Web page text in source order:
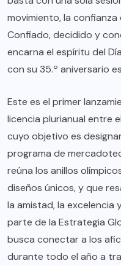
movimiento, la confianza
Confiado, decidido y
encarna el espíritu del
con su 35.º aniversario
Este es el primer
licencia plurianual entre el
cuyo objetivo es
programa de
reúna los anillos
diseños únicos, y que
la amistad, la excelencia
parte de la Estrategia
busca conectar a los
durante todo el año a